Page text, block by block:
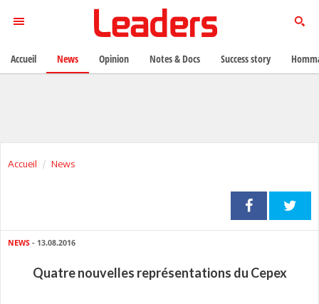
Accueil News
NEWS - 13.08.2016
Quatre nouvelles représentations du Cepex
Accueil News Opinion Notes & Docs Success story